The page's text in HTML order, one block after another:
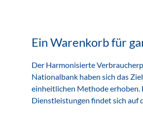
Ein Warenkorb für
Der Harmonisierte
Nationalbank haben sich das
einheitlichen Methode erhoben.
Dienstleistungen findet sich auf